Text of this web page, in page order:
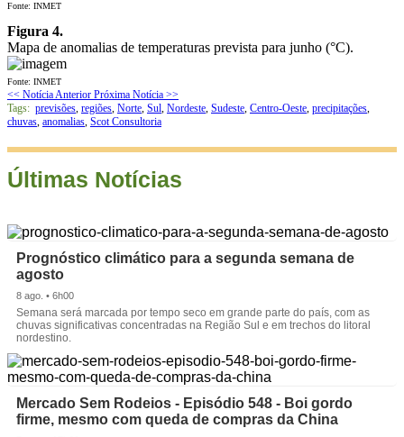
Fonte: INMET
Figura 4.
Mapa de anomalias de temperaturas prevista para junho (°C).
Fonte: INMET
<< Notícia Anterior Próxima Notícia >>
Tags: previsões, regiões, Norte, Sul, Nordeste, Sudeste, Centro-Oeste, precipitações,
chuvas, anomalias, Scot Consultoria
Últimas Notícias
Prognóstico climático para a segunda semana de
agosto
8 ago. • 6h00
Semana será marcada por tempo seco em grande parte do país, com as
chuvas significativas concentradas na Região Sul e em trechos do litoral
nordestino.
Mercado Sem Rodeios - Episódio 548 - Boi gordo
firme, mesmo com queda de compras da China